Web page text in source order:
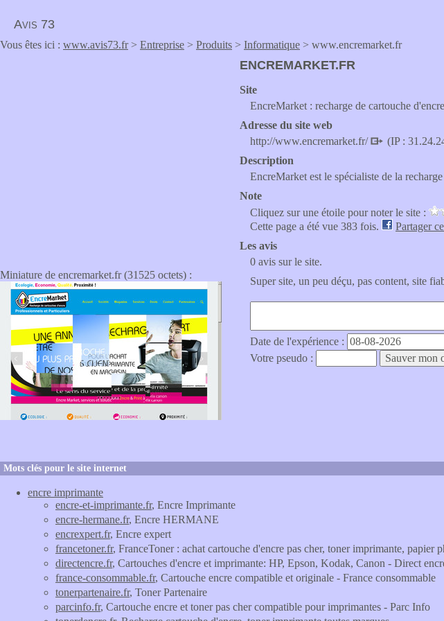
Avis 73
Vous êtes ici : www.avis73.fr> Entreprise > Produits > Informatique > www.encremarket.fr
Miniature de encremarket.fr (31525 octets) :
ENCREMARKET.FR
Site
EncreMarket : recharge de cartouche
Adresse du site web
http://www.encremarket.fr/
(IP :
Description
EncreMarket est le spécialiste de la
Note
Cliquez sur une étoile pour noter le site :
Cette page a été vue 383 fois.
Partager
Les avis
0 avis sur le site.
Super site, un peu déçu, pas content, site
Date de l'expérience :
Votre pseudo :
Mots clés pour le site internet
encre imprimante
encre-et-imprimante.fr, Encre Imprimante
encre-hermane.fr, Encre HERMANE
encrexpert.fr, Encre expert
francetoner.fr, FranceToner : achat cartouche d'encre pas cher, toner imprimante, papier
directencre.fr, Cartouches d'encre et imprimante: HP, Epson, Kodak, Canon - Direct
france-consommable.fr, Cartouche encre compatible et originale - France consommable
tonerpartenaire.fr, Toner Partenaire
parcinfo.fr, Cartouche encre et toner pas cher compatible pour imprimantes - Parc Info